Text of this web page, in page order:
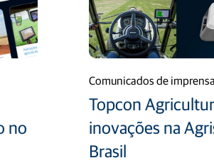
no
Comunicados de imprensa
Topcon
inovações na
Brasil